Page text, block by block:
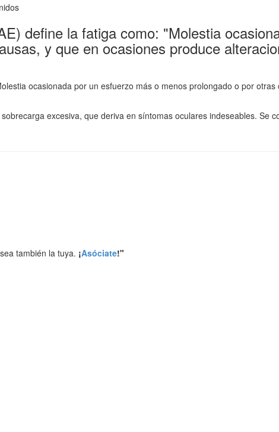
define la fatiga como: "Molestia
y que en ocasiones produce
ocasionada por un esfuerzo más o menos prolongado o por otras
excesiva, que deriva en síntomas oculares indeseables. Se
también la tuya. ¡Asóciate!"